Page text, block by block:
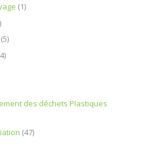
(1)
(5)
des déchets Plastiques
(47)